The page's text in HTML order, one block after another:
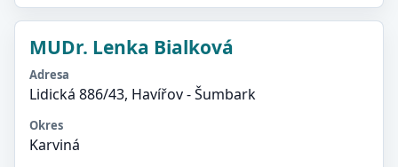
MUDr. Lenka Bialková
Adresa
Lidická 886/43, Havířov - Šumbark
Okres
Karviná